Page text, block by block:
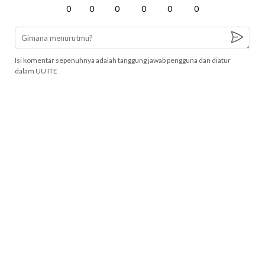
0 0 0 0 0 0
Isi komentar sepenuhnya adalah tanggung jawab pengguna dan diatur
dalam UU ITE